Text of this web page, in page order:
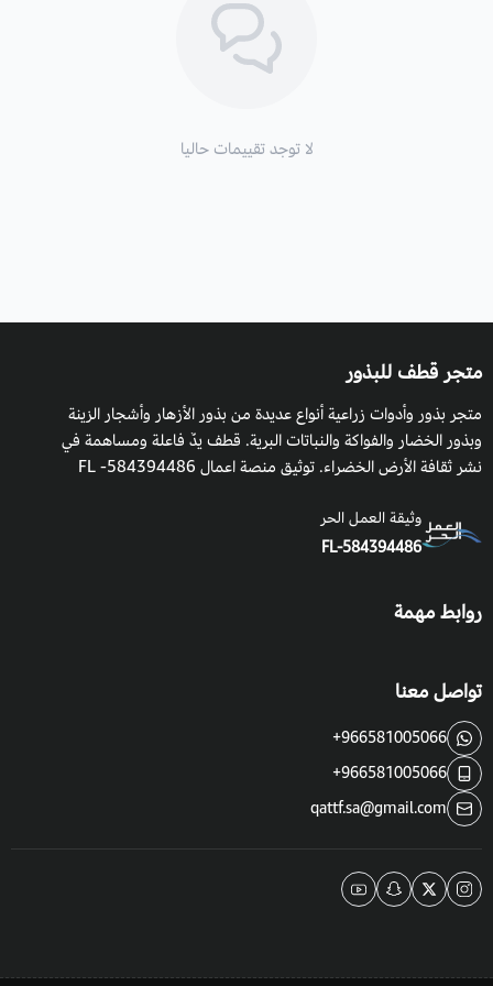
يوجد فيديو لطريقة زراعة الجوري من البذور.
لا توجد تقييمات حاليا
متجر قطف للبذور
متجر بذور وأدوات زراعية أنواع عديدة من بذور الأزهار وأشجار الزينة
وبذور الخضار والفواكة والنباتات البرية. قطف يدٌ فاعلة ومساهمة في
نشر ثقافة الأرض الخضراء. توثيق منصة اعمال 584394486- FL
وثيقة العمل الحر
FL-584394486
روابط مهمة
تواصل معنا
+966581005066
+966581005066
qattf.sa@gmail.com